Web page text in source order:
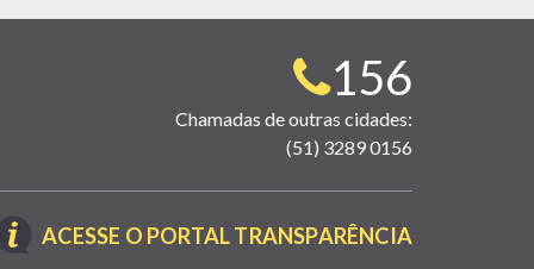
Telefone
para
contato:
156
Chamadas de outras cidades:
(51) 3289 0156
ACESSE O PORTAL TRANSPARÊNCIA(LINK